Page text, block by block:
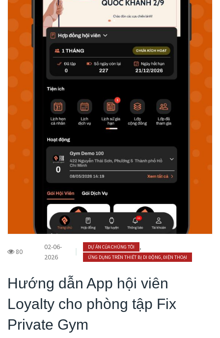
80
02-06-
2026
DỰ ÁN CỦA CHÚNG TÔI ,
ỨNG DỤNG TRÊN THIẾT BỊ DI ĐỘNG, ĐIỆN THOẠI
Hướng dẫn App hội viên
Loyalty cho phòng tập Fix
Private Gym